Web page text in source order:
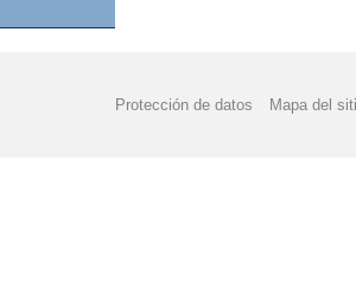
Protección de datos Mapa del